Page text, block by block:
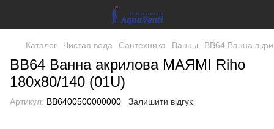
Каталог Чистая вода Сантехника Ванны BB64 Ванна
BB64 Ванна акрилова МАЯМІ Riho
180х80/140 (01U)
Артикул: BB6400500000000 Залишити відгук